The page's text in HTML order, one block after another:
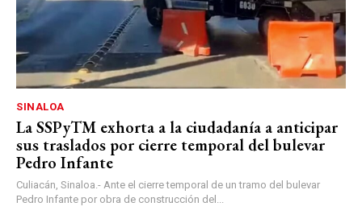
SINALOA
La SSPyTM exhorta a la ciudadanía a anticipar
sus traslados por cierre temporal del bulevar
Pedro Infante
Culiacán, Sinaloa.- Ante el cierre temporal de un tramo del bulevar
Pedro Infante por obra de construcción del...